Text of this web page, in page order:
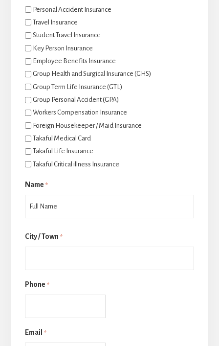
Personal Accident Insurance
Travel Insurance
Student Travel Insurance
Key Person Insurance
Employee Benefits Insurance
Group Health and Surgical Insurance (GHS)
Group Term Life Insurance (GTL)
Group Personal Accident (GPA)
Workers Compensation Insurance
Foreign Housekeeper / Maid Insurance
Takaful Medical Card
Takaful Life Insurance
Takaful Critical illness Insurance
Name *
一
页
City / Town *
Phone *
Email *